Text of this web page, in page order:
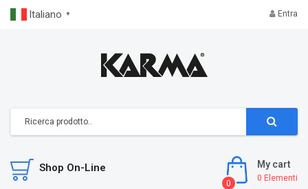
Italiano ▼ Entra
My cart
0 Elementi
0
Shop On-Line